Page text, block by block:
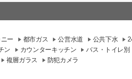
ー 都市ガス 公営水道 公共下水
ン カウンターキッチン
バス・トイレ別
複層ガラス 防犯カメラ